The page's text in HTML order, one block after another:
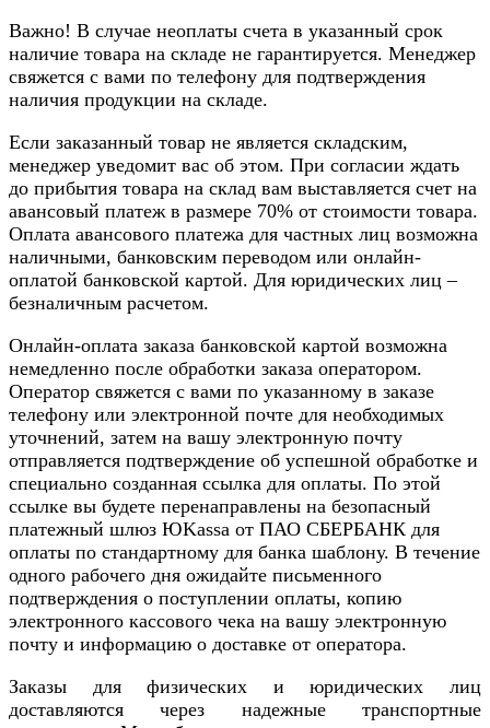
Важно! В случае неоплаты счета в указанный срок
наличие товара на складе не гарантируется. Менеджер
свяжется с вами по телефону для подтверждения
наличия продукции на складе.
Если заказанный товар не является складским,
менеджер уведомит вас об этом. При согласии ждать
до прибытия товара на склад вам выставляется счет на
авансовый платеж в размере 70% от стоимости товара.
Оплата авансового платежа для частных лиц возможна
наличными, банковским переводом или онлайн-
оплатой банковской картой. Для юридических лиц –
безналичным расчетом.
Онлайн-оплата заказа банковской картой возможна
немедленно после обработки заказа оператором.
Оператор свяжется с вами по указанному в заказе
телефону или электронной почте для необходимых
уточнений, затем на вашу электронную почту
отправляется подтверждение об успешной обработке и
специально созданная ссылка для оплаты. По этой
ссылке вы будете перенаправлены на безопасный
платежный шлюз ЮKassa от ПАО СБЕРБАНК для
оплаты по стандартному для банка шаблону. В течение
одного рабочего дня ожидайте письменного
подтверждения о поступлении оплаты, копию
электронного кассового чека на вашу электронную
почту и информацию о доставке от оператора.
Заказы для физических и юридических лиц
доставляются через надежные транспортные